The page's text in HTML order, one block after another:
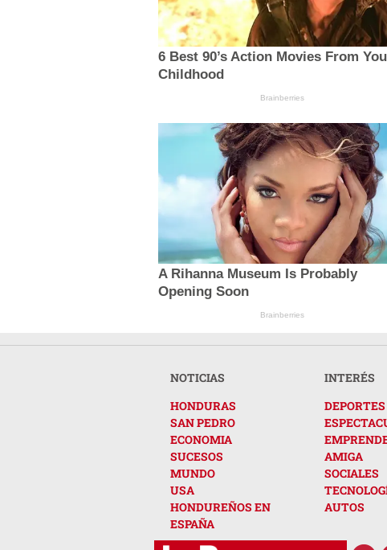
6 Best 90’s Action Movies From
Childhood
Brainberries
A Rihanna Museum Is Probably
Opening Soon
Brainberries
NOTICIAS
HONDURAS
SAN PEDRO
ECONOMIA
SUCESOS
MUNDO
USA
HONDUREÑOS EN
ESPAÑA
INTERÉS
DEPORTES
AMIGA
SOCIALES
AUTOS